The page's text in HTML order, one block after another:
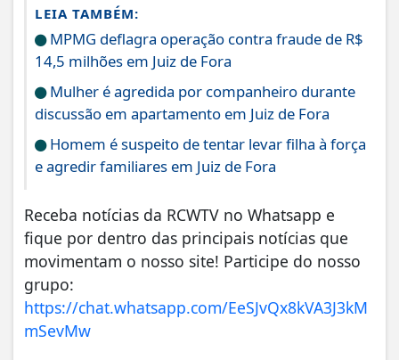
LEIA TAMBÉM:
MPMG deflagra operação contra fraude de R$
14,5 milhões em Juiz de Fora
Mulher é agredida por companheiro durante
discussão em apartamento em Juiz de Fora
Homem é suspeito de tentar levar filha à força
e agredir familiares em Juiz de Fora
Receba notícias da RCWTV no Whatsapp e
fique por dentro das principais notícias que
movimentam o nosso site! Participe do nosso
grupo:
https://chat.whatsapp.com/EeSJvQx8kVA3J3kM
mSevMw